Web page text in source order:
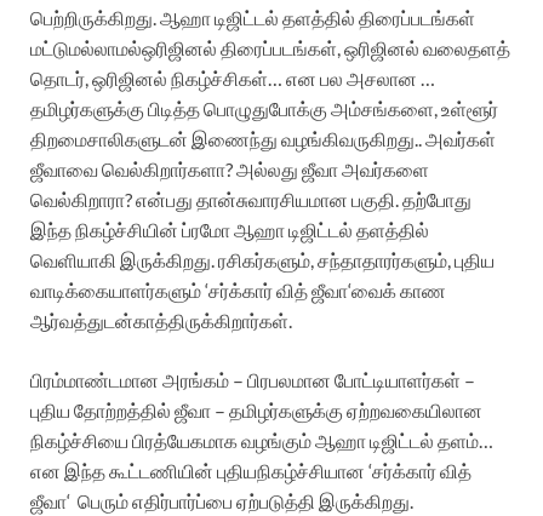
பெற்றிருக்கிறது ஆஹாடிஜிட்டல் தளத்தில் திரைப்படங்கள்
மட்டுமல்லாமல்ஒரிஜினல் திரைப்படங்கள் ஒரிஜினல் வலைதளத்
தொடர் ஒரிஜினல் நிகழ்ச்சிகள் என பல அசலான
தமிழர்களுக்கு பிடித்தபொழுதுபோக்கு அம்சங்களை உள்ளூர்
திறமைசாலிகளுடன் இணைந்து வழங்கிவருகிறது அவர்கள்
ஜீவாவை வெல்கிறார்களா?அல்லது ஜீவாஅவர்களை
வெல்கிறாரா?என்பது தான்சுவாரசியமான பகுதி தற்போது
இந்தநிகழ்ச்சியின் ப்ரமோஆஹாடிஜிட்டல் தளத்தில்
வெளியாகி இருக்கிறது ரசிகர்களும் சந்தாதாரர்களும் புதிய
வாடிக்கையாளர்களும்‘சர்க்கார்வித்ஜீவா‘வைக்காண
ஆர்வத்துடன்காத்திருக்கிறார்கள்
பிரம்மாண்டமான அரங்கம் – பிரபலமான போட்டியாளர்கள் –
புதிய தோற்றத்தில் ஜீவா – தமிழர்களுக்கு ஏற்றவகையிலான
நிகழ்ச்சியை பிரத்யேகமாகவழங்கும்ஆஹாடிஜிட்டல் தளம்
என இந்தகூட்டணியின் புதியநிகழ்ச்சியான ‘சர்க்கார்வித்
ஜீவா‘ பெரும்எதிர்பார்ப்பை ஏற்படுத்தி இருக்கிறது